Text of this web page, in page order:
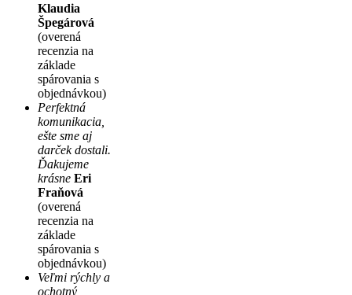
Klaudia
Špegárová
(overená
recenzia na
základe
spárovania s
objednávkou)
Perfektná
komunikacia,
ešte sme aj
darček dostali.
Ďakujeme
krásne Eri
Fraňová
(overená
recenzia na
základe
spárovania s
objednávkou)
Veľmi rýchly a
ochotný